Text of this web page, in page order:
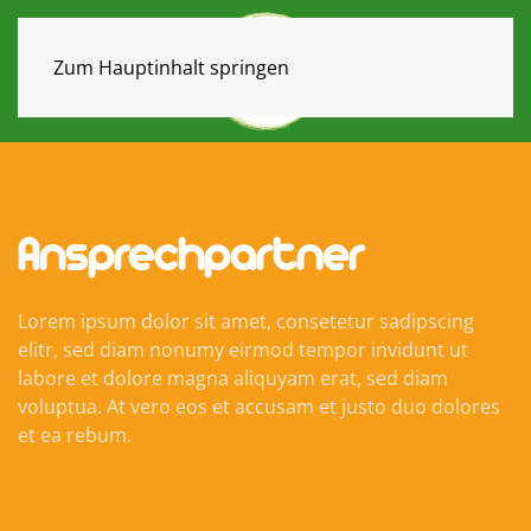
Zum Hauptinhalt springen
Ansprechpartner
Lorem ipsum dolor sit amet, consetetur sadipscing
elitr, sed diam nonumy eirmod tempor invidunt ut
labore et dolore magna aliquyam erat, sed diam
voluptua. At vero eos et accusam et justo duo dolores
et ea rebum.
40
35
79
53
35